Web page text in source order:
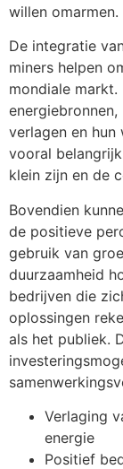
willen omarmen.
De integratie
miners helpen
mondiale
verlagen en
vooral
klein zijn en de
Bovendien
de positieve
gebruik van
duurzaamheid
bedrijven die
oplossingen
als het publiek.
Verlaging
energie
Positief